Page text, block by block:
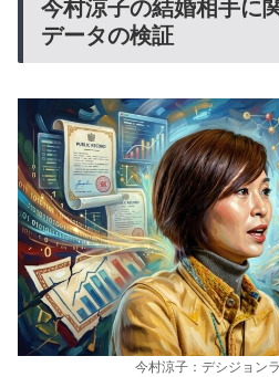
今村涼子の結婚相手に
データの検証
今村涼子：デシジョン